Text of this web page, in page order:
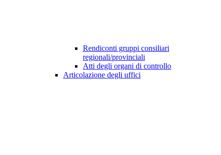
Rendiconti gruppi consiliari
regionali/provinciali
Atti degli organi di controllo
Articolazione degli uffici